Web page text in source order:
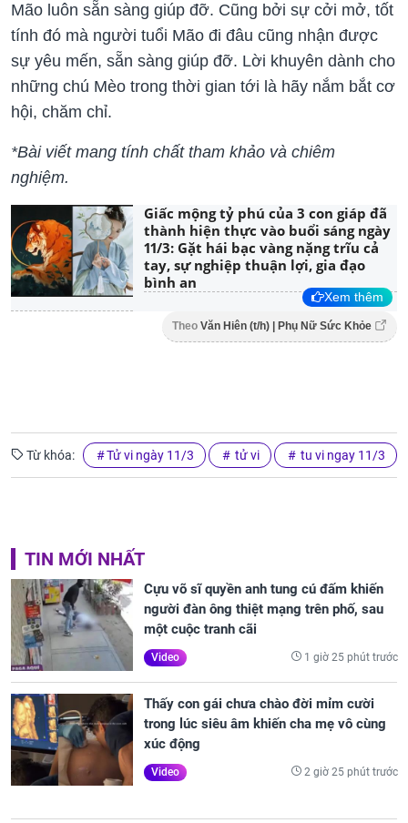
Mão luôn sẵn sàng giúp đỡ. Cũng bởi sự cởi mở, tốt
tính đó mà người tuổi Mão đi đâu cũng nhận được
sự yêu mến, sẵn sàng giúp đỡ. Lời khuyên dành cho
những chú Mèo trong thời gian tới là hãy nắm bắt cơ
hội, chăm chỉ.
*Bài viết mang tính chất tham khảo và chiêm
nghiệm.
Giấc mộng tỷ phú của 3 con giáp đã
thành hiện thực vào buổi sáng ngày
11/3: Gặt hái bạc vàng nặng trĩu cả
tay, sự nghiệp thuận lợi, gia đạo
bình an
Xem thêm
Theo Văn Hiên (t/h) | Phụ Nữ Sức Khỏe
Từ khóa: Tử vi ngày 11/3 tử vi tu vi ngay 11/3
TIN MỚI NHẤT
Cựu võ sĩ quyền anh tung cú đấm khiến
người đàn ông thiệt mạng trên phố, sau
một cuộc tranh cãi
Video 1 giờ 25 phút trước
Thấy con gái chưa chào đời mỉm cười
trong lúc siêu âm khiến cha mẹ vô cùng
xúc động
Video 2 giờ 25 phút trước